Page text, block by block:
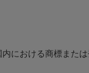
における商標または